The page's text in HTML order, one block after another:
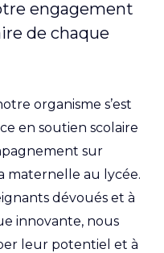
engagement
de chaque
organisme s’est
en soutien scolaire
sur
maternelle au lycée.
dévoués et à
innovante, nous
leur potentiel et à